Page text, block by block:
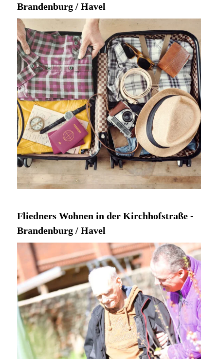
Brandenburg / Havel
Fliedners Wohnen in der Kirchhofstraße -
Brandenburg / Havel